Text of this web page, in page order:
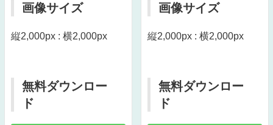
画像サイズ
縦2,000px : 横2,000px
無料ダウンロー
ド
画像サイズ
縦2,000px : 横2,000px
無料ダウンロー
ド